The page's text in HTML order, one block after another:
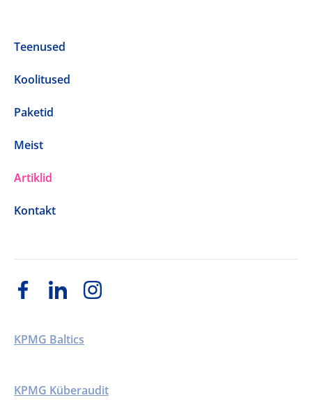
Teenused
Koolitused
Paketid
Meist
Artiklid
Kontakt
KPMG Baltics
KPMG Küberaudit